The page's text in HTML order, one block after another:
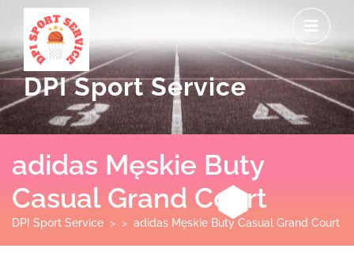
content
DPI Sport Service
adidas Męskie Buty
Casual Grand Court
DPI Sport Service > > adidas Męskie Buty Casual Grand Court